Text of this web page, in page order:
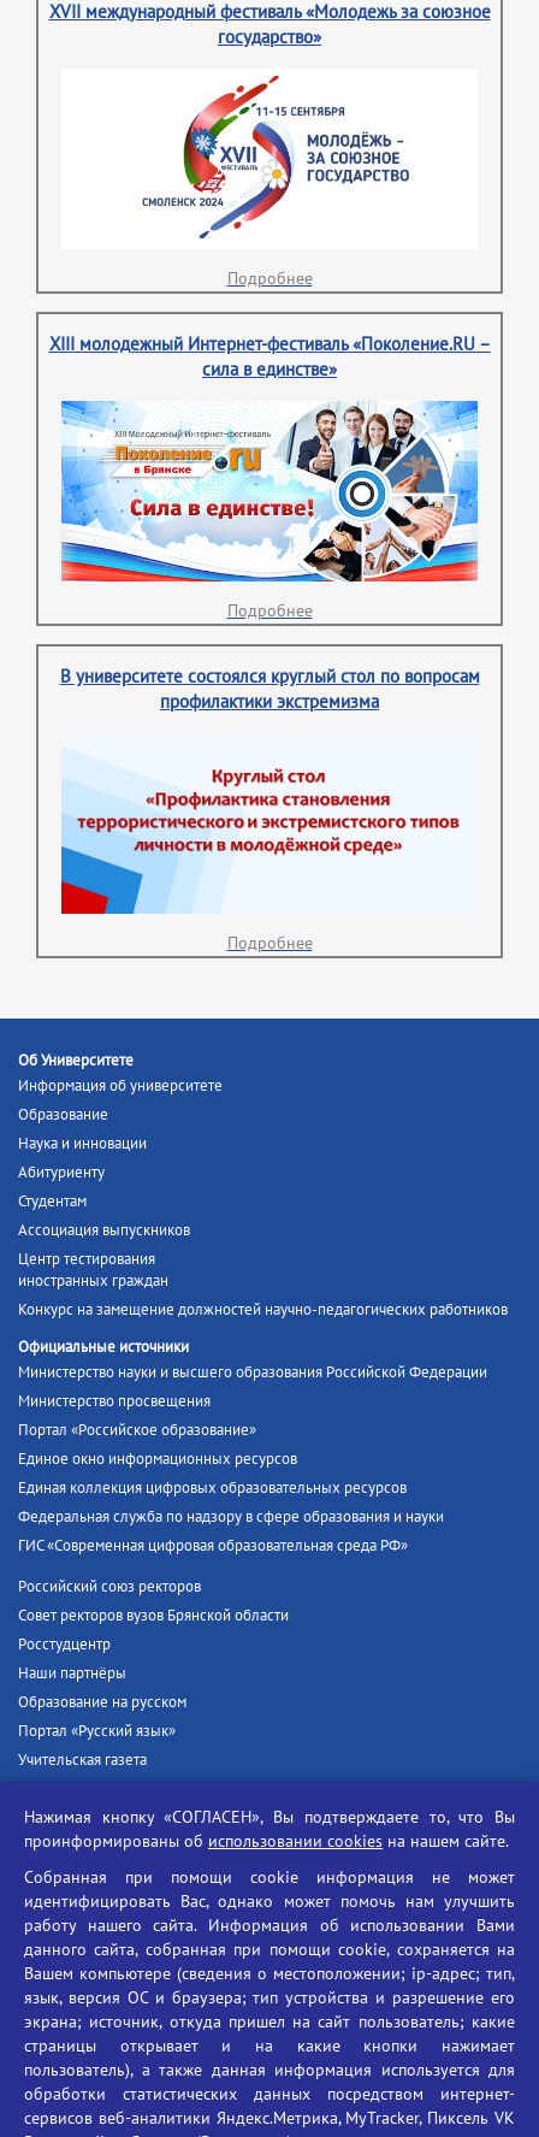
XVII международный фестиваль «Молодежь за союзное
государство»
Подробнее
XIII молодежный Интернет-фестиваль «Поколение.RU –
сила в единстве»
Подробнее
В университете состоялся круглый стол по вопросам
профилактики экстремизма
Подробнее
Об Университете
Информация об университете
Образование
Наука и инновации
Абитуриенту
Студентам
Ассоциация выпускников
Центр тестирования
иностранных граждан
Конкурс на замещение должностей научно-педагогических работников
Официальные источники
Министерство науки и высшего образования Российской Федерации
Министерство просвещения
Портал «Российское образование»
Единое окно информационных ресурсов
Единая коллекция цифровых образовательных ресурсов
Федеральная служба по надзору в сфере образования и науки
ГИС «Современная цифровая образовательная среда РФ»
Российский союз ректоров
Совет ректоров вузов Брянской области
Росстудцентр
Наши партнёры
Образование на русском
Портал «Русский язык»
Учительская газета
Единый портал государственных услуг
Противодействие угрозам информационной безопасности
Социальные ролики - Генеральная прокуратура РФ
Противодействие коррупции
БГУ против наркотиков
Брянский государственный университет
имени академика И.Г. Петровского
Время работы: пн-пт 09:00-18:00
Нажимая кнопку «СОГЛАСЕН», Вы подтверждаете то, что Вы
проинформированы об использовании cookies на нашем сайте.
Собранная при помощи cookie информация не может
идентифицировать Вас, однако может помочь нам улучшить
работу нашего сайта. Информация об использовании Вами
данного сайта, собранная при помощи cookie, сохраняется на
Вашем компьютере (сведения о местоположении; ip-адрес; тип,
язык, версия ОС и браузера; тип устройства и разрешение его
экрана; источник, откуда пришел на сайт пользователь; какие
страницы открывает и на какие кнопки нажимает
пользователь), а также данная информация используется для
обработки статистических данных посредством интернет-
сервисов веб-аналитики Яндекс.Метрика, MyTracker, Пиксель VK